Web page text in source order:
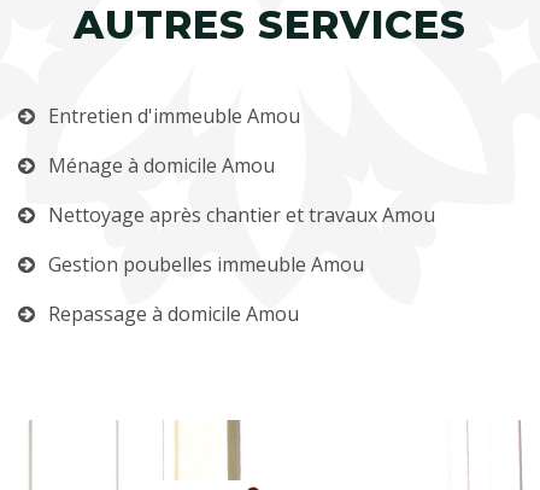
AUTRES SERVICES
Entretien d'immeuble Amou
Ménage à domicile Amou
Nettoyage après chantier et travaux Amou
Gestion poubelles immeuble Amou
Repassage à domicile Amou